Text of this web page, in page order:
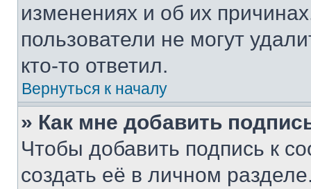
изменениях и об их
пользователи не могут
кто-то ответил.
Вернуться к началу
» Как мне добавить
Чтобы добавить подпись к
создать её в личном